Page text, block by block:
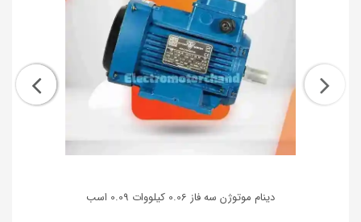
دینام موتوژن سه فاز 0.06 کیلووات 0.09 اسب